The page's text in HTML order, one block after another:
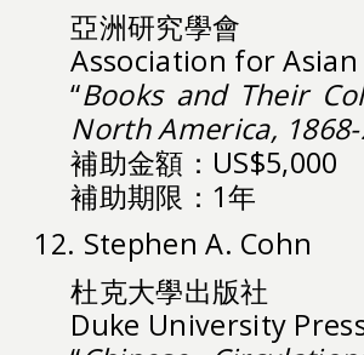
亞洲研究學會
Association for Asian
“Books and Their
North America, 1868-
補助金額：US$5,000
補助期限：1年
12. Stephen A. Cohn
杜克大學出版社
Duke University